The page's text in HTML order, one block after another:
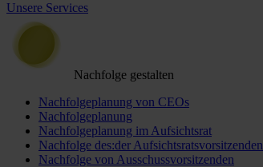
Unsere Services
Nachfolge gestalten
Nachfolgeplanung von CEOs
Nachfolgeplanung
Nachfolgeplanung im Aufsichtsrat
Nachfolge des:der Aufsichtsratsvorsitzenden
Nachfolge von Ausschussvorsitzenden